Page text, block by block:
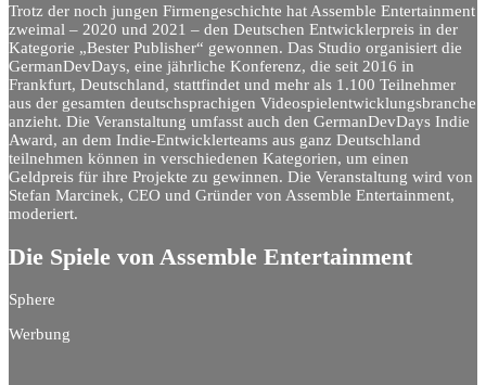
Trotz der noch jungen Firmengeschichte hat Assemble Entertainment
zweimal – 2020 und 2021 – den Deutschen Entwicklerpreis in der
Kategorie „Bester Publisher“ gewonnen. Das Studio organisiert die
GermanDevDays, eine jährliche Konferenz, die seit 2016 in
Frankfurt, Deutschland, stattfindet und mehr als 1.100 Teilnehmer
aus der gesamten deutschsprachigen Videospielentwicklungsbranche
anzieht. Die Veranstaltung umfasst auch den GermanDevDays Indie
Award, an dem Indie-Entwicklerteams aus ganz Deutschland
teilnehmen können in verschiedenen Kategorien, um einen
Geldpreis für ihre Projekte zu gewinnen. Die Veranstaltung wird von
Stefan Marcinek, CEO und Gründer von Assemble Entertainment,
moderiert.
Die Spiele von Assemble Entertainment
Sphere
Werbung